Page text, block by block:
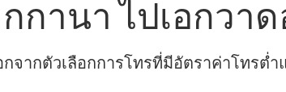
กานา ไปเอกวา
จากตัวเลือกการโทรที่มีอัตราค่าโทรต่